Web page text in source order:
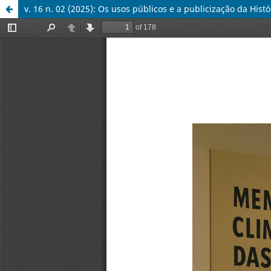
v. 16 n. 02 (2025): Os usos públicos e a publicização da